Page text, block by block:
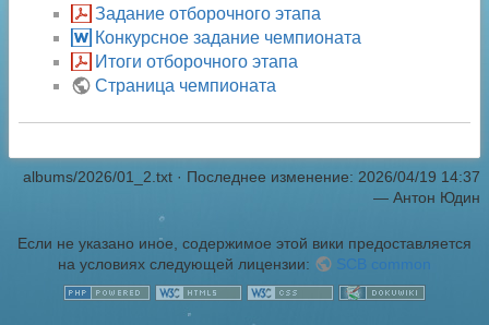
Задание отборочного этапа
Конкурсное задание чемпионата
Итоги отборочного этапа
Страница чемпионата
albums/2026/01_2.txt · Последнее изменение: 2026/04/19 14:37
— Антон Юдин
Если не указано иное, содержимое этой вики предоставляется
на условиях следующей лицензии:
SCB common